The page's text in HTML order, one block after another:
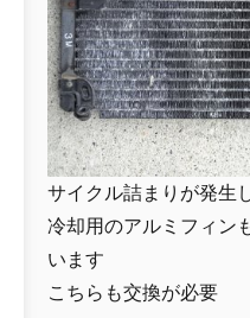
サイクル詰まりが発生
冷却用のアルミフィン
います
こちらも交換が必要